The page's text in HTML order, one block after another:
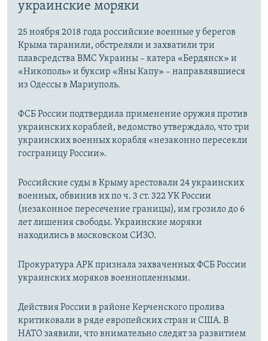
украинские моряки
25 ноября 2018 года российские военные у берегов
Крыма таранили, обстреляли и захватили три
плавсредства ВМС Украины – катера «Бердянск» и
«Никополь» и буксир «Яны Капу» – направлявшиеся
из Одессы в Мариуполь.
ФСБ России подтвердила применение оружия против
украинских кораблей, ведомство утверждало, что три
украинских военных корабля «незаконно пересекли
госграницу России».
Российские суды в Крыму арестовали 24 украинских
военных, обвинив их по ч. 3 ст. 322 УК России
(незаконное пересечение границы), им грозило до 6
лет лишения свободы. Украинские моряки
находились в московском СИЗО.
Прокуратура АРК признала захваченных ФСБ России
украинских моряков военнопленными.
Действия России в районе Керченского пролива
критиковали в ряде европейских стран и США. В
НАТО заявили, что внимательно следят за развитием